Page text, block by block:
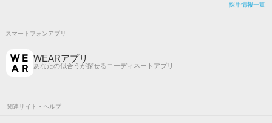
採用情報一覧
スマートフォンアプリ
WEARアプリ
あなたの似合うが探せるコーディネートアプリ
関連サイト・ヘルプ